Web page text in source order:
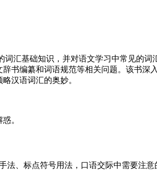
汇基础知识，并对语文学习中常见的词
书编纂和词语规范等相关问题。该书深
汉语词汇的奥妙。
。
、标点符号用法，口语交际中需要注意